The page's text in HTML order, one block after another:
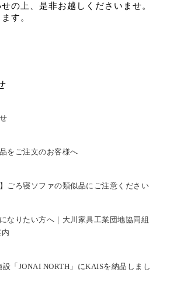
の上、是非お越しくださいませ。
す。
をご注文のお客様へ
ごろ寝ソファの類似品にご注意ください
なりたい方へ｜大川家具工業団地協同組
「JONAI NORTH」にKAISを納品しまし